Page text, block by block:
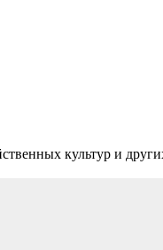
культур и